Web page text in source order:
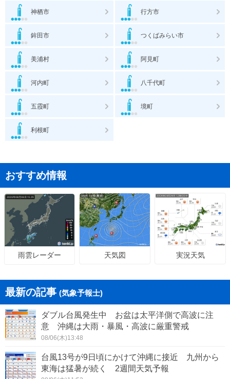
神栖市 行方市
鉾田市 つくばみらい市
美浦村 阿見町
河内町 八千代町
五霞町 境町
利根町
おすすめ情報
雨雲レーダー 天気図 実況天気
最新の記事 (気象予報士)
ダブル台風発生中 お盆は太平洋側で高波に注
意 沖縄は大雨・暴風・高波に厳重警戒
08/06(木)13:48
台風13号が9日頃にかけて沖縄に接近 九州から
東海は猛暑が続く 2週間天気予報